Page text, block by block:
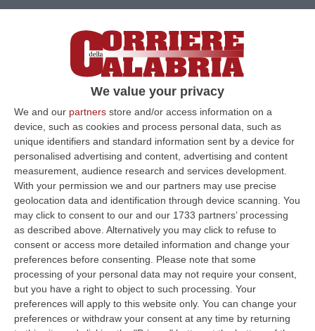
We value your privacy
We and our partners store and/or access information on a
device, such as cookies and process personal data, such as
unique identifiers and standard information sent by a device for
personalised advertising and content, advertising and content
measurement, audience research and services development.
With your permission we and our partners may use precise
geolocation data and identification through device scanning. You
may click to consent to our and our 1733 partners’ processing
as described above. Alternatively you may click to refuse to
consent or access more detailed information and change your
preferences before consenting. Please note that some
processing of your personal data may not require your consent,
but you have a right to object to such processing. Your
preferences will apply to this website only. You can change your
preferences or withdraw your consent at any time by returning
Clicca e segui “Corriere della Calabria” su Google News
CATANIAHa tentato di uccidere l’uomo con
cui aveva avuto una relazione e la moglie del
suo ex accoltellandoli in un parcheggio di un
ritrovo a Catania.
È l’accusa contestata dalla Procura
distrettuale a una dominicana di 37 anni,
Ismaela Payano Pichardo, che è stata